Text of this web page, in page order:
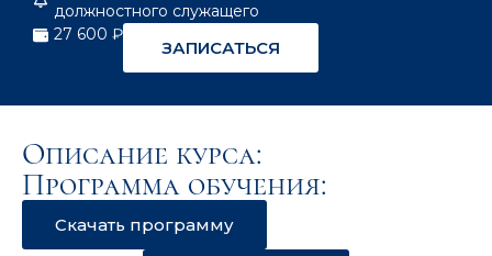
должностного служащего
27 600 ₽
ЗАПИСАТЬСЯ
Описание курса:
Программа обучения:
Скачать программу